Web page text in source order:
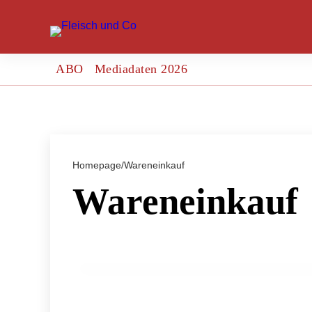
ABO Mediadaten 2026
Homepage/Wareneinkauf
Wareneinkauf